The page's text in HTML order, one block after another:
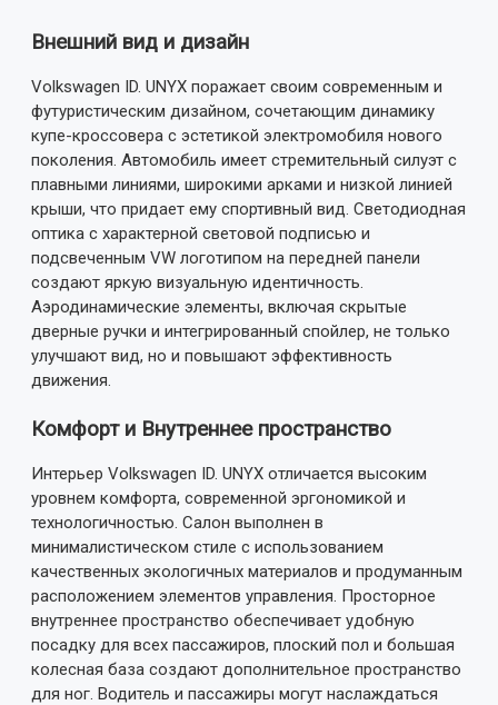
Внешний вид и дизайн
Volkswagen ID. UNYX поражает своим современным и
футуристическим дизайном, сочетающим динамику
купе-кроссовера с эстетикой электромобиля нового
поколения. Автомобиль имеет стремительный силуэт с
плавными линиями, широкими арками и низкой линией
крыши, что придает ему спортивный вид. Светодиодная
оптика с характерной световой подписью и
подсвеченным VW логотипом на передней панели
создают яркую визуальную идентичность.
Аэродинамические элементы, включая скрытые
дверные ручки и интегрированный спойлер, не только
улучшают вид, но и повышают эффективность
движения.
Комфорт и Внутреннее пространство
Интерьер Volkswagen ID. UNYX отличается высоким
уровнем комфорта, современной эргономикой и
технологичностью. Салон выполнен в
минималистическом стиле с использованием
качественных экологичных материалов и продуманным
расположением элементов управления. Просторное
внутреннее пространство обеспечивает удобную
посадку для всех пассажиров, плоский пол и большая
колесная база создают дополнительное пространство
для ног. Водитель и пассажиры могут наслаждаться